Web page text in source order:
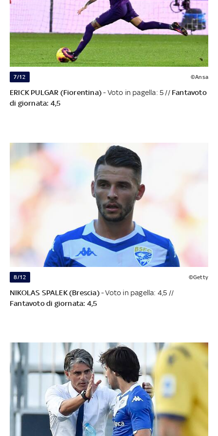
7/12 ©Ansa
ERICK PULGAR (Fiorentina)- Voto in pagella: 5 // Fantavoto
di giornata: 4,5
8/12 ©Getty
NIKOLAS SPALEK (Brescia)- Voto in pagella: 4,5 //
Fantavoto di giornata: 4,5